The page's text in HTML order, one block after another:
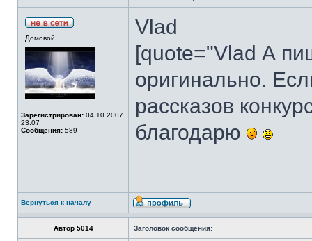
Домовой
Зарегистрирован: 04.10.2007
23:07
Сообщения: 589
Vlad
[quote="Vlad А
оригинально.
рассказов
благодарю
Вернуться к началу
Автор 5014 Заголовок сообщения: